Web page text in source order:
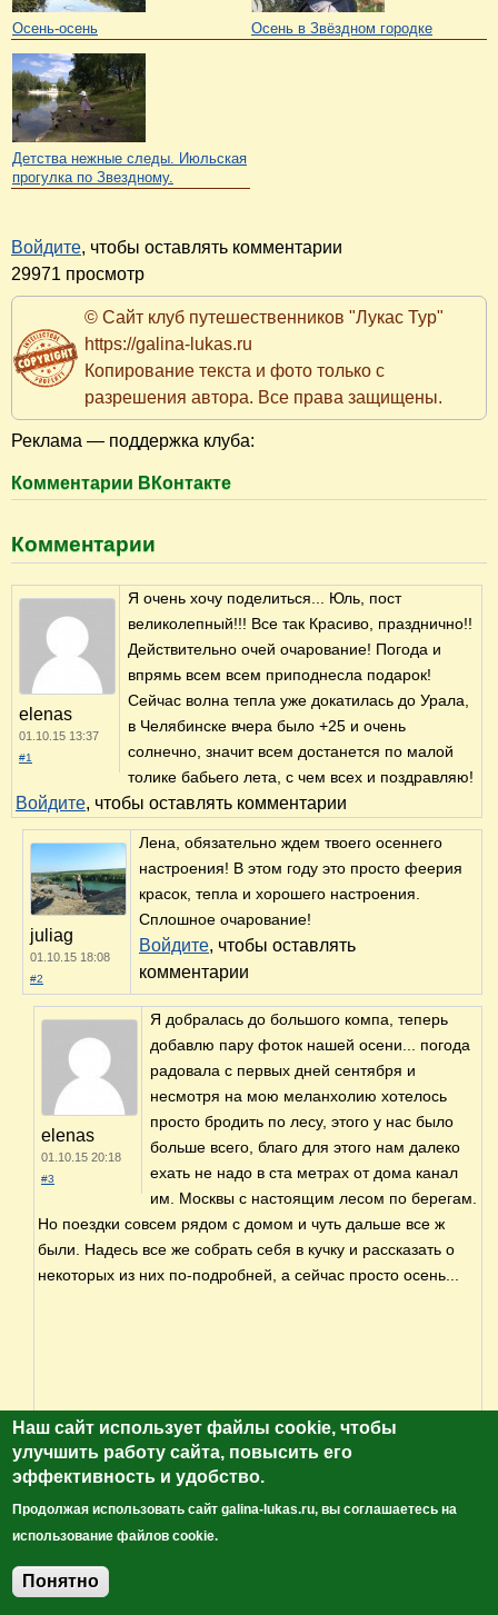
Осень-осень Осень в Звёздном городке
Детства нежные следы. Июльская
прогулка по Звездному.
Войдите, чтобы оставлять комментарии
29971 просмотр
© Сайт клуб путешественников "Лукас Тур"
https://galina-lukas.ru
Копирование текста и фото только с
разрешения автора. Все права защищены.
Реклама — поддержка клуба:
Комментарии ВКонтакте
Комментарии
elenas
01.10.15 13:37
#1
Я очень хочу поделиться... Юль, пост
великолепный!!! Все так Красиво, празднично!!
Действительно очей очарование! Погода и
впрямь всем всем приподнесла подарок!
Сейчас волна тепла уже докатилась до Урала,
в Челябинске вчера было +25 и очень
солнечно, значит всем достанется по малой
толике бабьего лета, с чем всех и поздравляю!
Войдите, чтобы оставлять комментарии
juliag
01.10.15 18:08
#2
Лена, обязательно ждем твоего осеннего
настроения! В этом году это просто феерия
красок, тепла и хорошего настроения.
Сплошное очарование!
Войдите, чтобы оставлять
комментарии
elenas
01.10.15 20:18
#3
Я добралась до большого компа, теперь
добавлю пару фоток нашей осени... погода
радовала с первых дней сентября и
несмотря на мою меланхолию хотелось
просто бродить по лесу, этого у нас было
больше всего, благо для этого нам далеко
ехать не надо в ста метрах от дома канал
им. Москвы с настоящим лесом по берегам.
Но поездки совсем рядом с домом и чуть дальше все ж
были. Надесь все же собрать себя в кучку и рассказать о
некоторых из них по-подробней, а сейчас просто осень...
Наш сайт использует файлы cookie, чтобы
улучшить работу сайта, повысить его
эффективность и удобство.
Продолжая использовать сайт galina-lukas.ru, вы соглашаетесь на
использование файлов cookie.
Понятно